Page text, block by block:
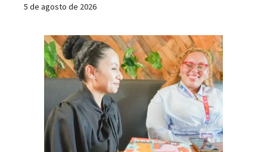
5 de agosto de 2026